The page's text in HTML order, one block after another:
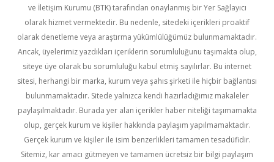
ve İletişim Kurumu (BTK) tarafından onaylanmış bir Yer Sağlayıcı
olarak hizmet vermektedir. Bu nedenle, sitedeki içerikleri proaktif
olarak denetleme veya araştırma yükümlülüğümüz bulunmamaktadır.
Ancak, üyelerimiz yazdıkları içeriklerin sorumluluğunu taşımakta olup,
siteye üye olarak bu sorumluluğu kabul etmiş sayılırlar. Bu internet
sitesi, herhangi bir marka, kurum veya şahıs şirketi ile hiçbir bağlantısı
bulunmamaktadır. Sitede yalnızca kendi hazırladığımız makaleler
paylaşılmaktadır. Burada yer alan içerikler haber niteliği taşımamakta
olup, gerçek kurum ve kişiler hakkında paylaşım yapılmamaktadır.
Gerçek kurum ve kişiler ile isim benzerlikleri tamamen tesadüfidir.
Sitemiz, kar amacı gütmeyen ve tamamen ücretsiz bir bilgi paylaşım